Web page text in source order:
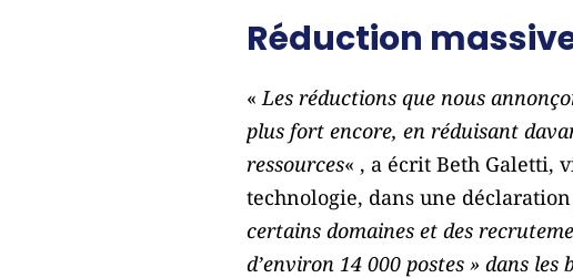
Réduction
«Les réductions que nous
plus fort encore, en réduisant
ressources« , a écrit Beth Galetti,
technologie, dans une
certains domaines et des
d’environ 14 000 postes » dans les